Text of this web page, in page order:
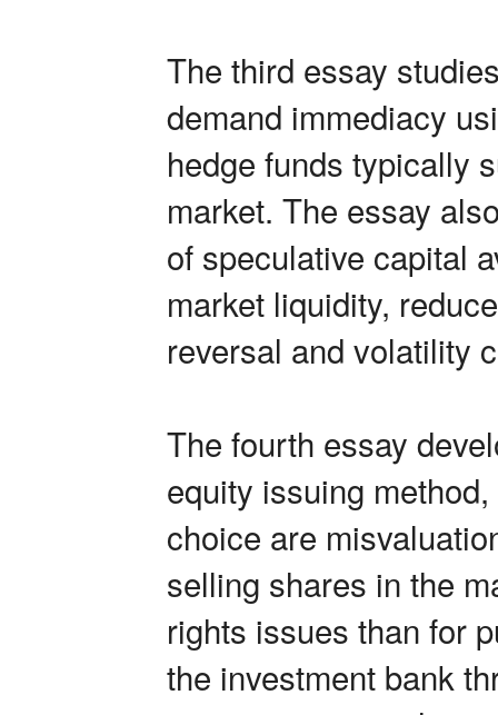
The third essay
demand immediacy
hedge funds typically
market. The essay
of speculative capital
market liquidity,
reversal and volatility
The fourth essay
equity issuing
choice are
selling shares in the
rights issues than for
the investment bank